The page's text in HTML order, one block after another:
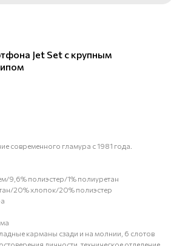
Jet Set с крупным
современного гламура с 1981 года.
9,6% полиэстер/1% полиуретан
20% хлопок/20% полиэстер
карманы сзади и на молнии, 6 слотов
личности, техническое отделение